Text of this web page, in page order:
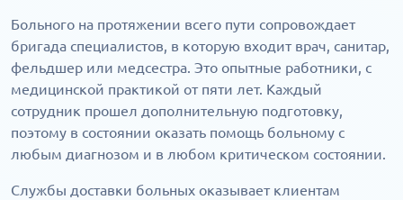
Больного на протяжении всего пути сопровождает
бригада специалистов, в которую входит врач, санитар,
фельдшер или медсестра. Это опытные работники, с
медицинской практикой от пяти лет. Каждый
сотрудник прошел дополнительную подготовку,
поэтому в состоянии оказать помощь больному с
любым диагнозом и в любом критическом состоянии.
Службы доставки больных оказывает клиентам